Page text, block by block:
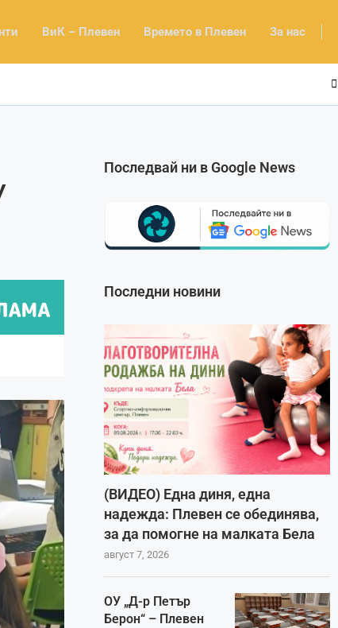
ВиК – Плевен Времето в Плевен За нас
Последвай ни в Google News
Последни новини
(ВИДЕО) Една диня, една
надежда: Плевен се обединява,
за да помогне на малката Бела
август 7, 2026
ОУ „Д-р Петър
Берон“ – Плевен